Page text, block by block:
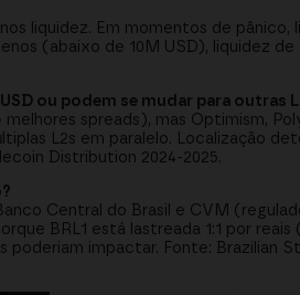
liquidez. Em momentos de
(abaixo de 10M USD), liquidez
ou podem se mudar para outras
spreads), mas Optimism,
L2s em paralelo. Localização
Distribution 2024-2025.
Central do Brasil e CVM
BRL1 está lastreada 1:1 por
impactar. Fonte: Brazilian